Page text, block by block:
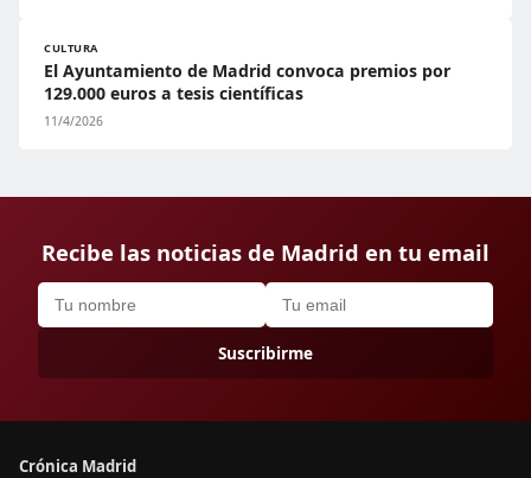
CULTURA
El Ayuntamiento de Madrid convoca premios por
129.000 euros a tesis científicas
11/4/2026
Recibe las noticias de Madrid en tu email
Suscribirme
Crónica Madrid